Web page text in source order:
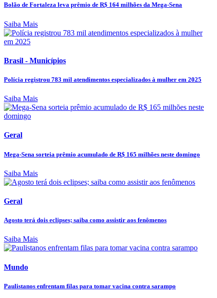
Bolão de Fortaleza leva prêmio de R$ 164 milhões da Mega-Sena
Saiba Mais
Brasil - Municípios
Polícia registrou 783 mil atendimentos especializados à mulher em 2025
Saiba Mais
Geral
Mega-Sena sorteia prêmio acumulado de R$ 165 milhões neste domingo
Saiba Mais
Geral
Agosto terá dois eclipses; saiba como assistir aos fenômenos
Saiba Mais
Mundo
Paulistanos enfrentam filas para tomar vacina contra sarampo